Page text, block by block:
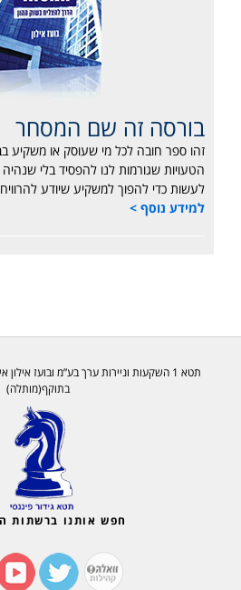
בורסה זה שם המסחר
זהו ספר חובה לכל מי שעוסק או משקיע
הטעויות שגורמות לנו להפסיד בלי
לעשות כדי להפוך למשקיע שיודע
למידע נוסף >
תטא 1 השקעות וניירות ערך בע”מ ובועז
בתוקף(מותלה)
חפש אותנו ברשתות